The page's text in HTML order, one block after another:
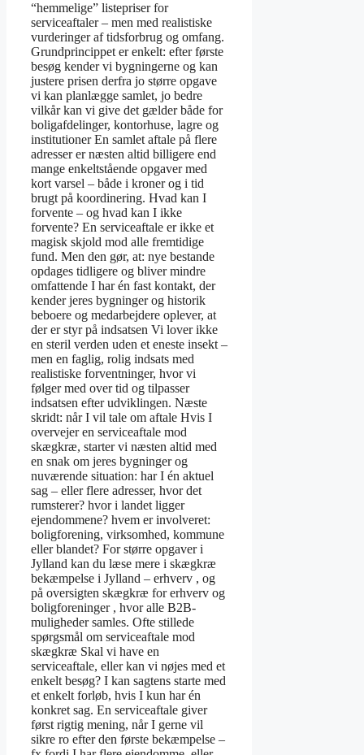
“hemmelige” listepriser for
serviceaftaler – men med realistiske
vurderinger af tidsforbrug og omfang.
Grundprincippet er enkelt: efter første
besøg kender vi bygningerne og kan
justere prisen derfra jo større opgave
vi kan planlægge samlet, jo bedre
vilkår kan vi give det gælder både for
boligafdelinger, kontorhuse, lagre og
institutioner En samlet aftale på flere
adresser er næsten altid billigere end
mange enkeltstående opgaver med
kort varsel – både i kroner og i tid
brugt på koordinering. Hvad kan I
forvente – og hvad kan I ikke
forvente? En serviceaftale er ikke et
magisk skjold mod alle fremtidige
fund. Men den gør, at: nye bestande
opdages tidligere og bliver mindre
omfattende I har én fast kontakt, der
kender jeres bygninger og historik
beboere og medarbejdere oplever, at
der er styr på indsatsen Vi lover ikke
en steril verden uden et eneste insekt –
men en faglig, rolig indsats med
realistiske forventninger, hvor vi
følger med over tid og tilpasser
indsatsen efter udviklingen. Næste
skridt: når I vil tale om aftale Hvis I
overvejer en serviceaftale mod
skægkræ, starter vi næsten altid med
en snak om jeres bygninger og
nuværende situation: har I én aktuel
sag – eller flere adresser, hvor det
rumsterer? hvor i landet ligger
ejendommene? hvem er involveret:
boligforening, virksomhed, kommune
eller blandet? For større opgaver i
Jylland kan du læse mere i skægkræ
bekæmpelse i Jylland – erhverv , og
på oversigten skægkræ for erhverv og
boligforeninger , hvor alle B2B-
muligheder samles. Ofte stillede
spørgsmål om serviceaftale mod
skægkræ Skal vi have en
serviceaftale, eller kan vi nøjes med et
enkelt besøg? I kan sagtens starte med
et enkelt forløb, hvis I kun har én
konkret sag. En serviceaftale giver
først rigtig mening, når I gerne vil
sikre ro efter den første bekæmpelse –